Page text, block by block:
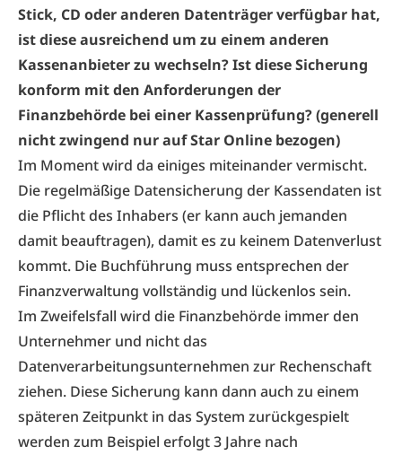
Stick, CD oder anderen Datenträger verfügbar hat,
ist diese ausreichend um zu einem anderen
Kassenanbieter zu wechseln? Ist diese Sicherung
konform mit den Anforderungen der
Finanzbehörde bei einer Kassenprüfung? (generell
nicht zwingend nur auf Star Online bezogen)
Im Moment wird da einiges miteinander vermischt.
Die regelmäßige Datensicherung der Kassendaten ist
die Pflicht des Inhabers (er kann auch jemanden
damit beauftragen), damit es zu keinem Datenverlust
kommt. Die Buchführung muss entsprechen der
Finanzverwaltung vollständig und lückenlos sein.
Im Zweifelsfall wird die Finanzbehörde immer den
Unternehmer und nicht das
Datenverarbeitungsunternehmen zur Rechenschaft
ziehen. Diese Sicherung kann dann auch zu einem
späteren Zeitpunkt in das System zurückgespielt
werden zum Beispiel erfolgt 3 Jahre nach